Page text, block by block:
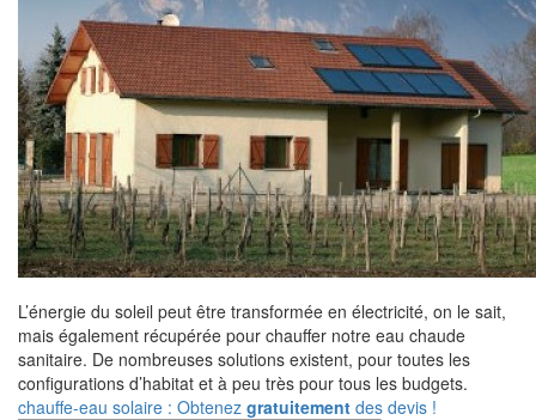
L’énergie du soleil peut être transformée en électricité, on le sait,
mais également récupérée pour chauffer notre eau chaude
sanitaire. De nombreuses solutions existent, pour toutes les
configurations d’habitat et à peu très pour tous les budgets.
chauffe-eau solaire : Obtenez gratuitement des devis !